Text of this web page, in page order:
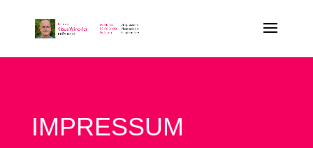
IMPRES­SUM